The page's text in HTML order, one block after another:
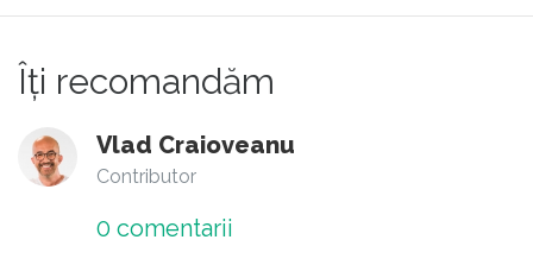
Îți recomandăm
Vlad Craioveanu
Contributor
0 comentarii